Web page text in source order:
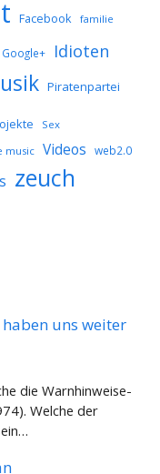
Facebook familie
Google+ Idioten
Piratenpartei
Sex
music Videos web2.0
zeuch
uns weiter
die Warnhinweise-
Welche der